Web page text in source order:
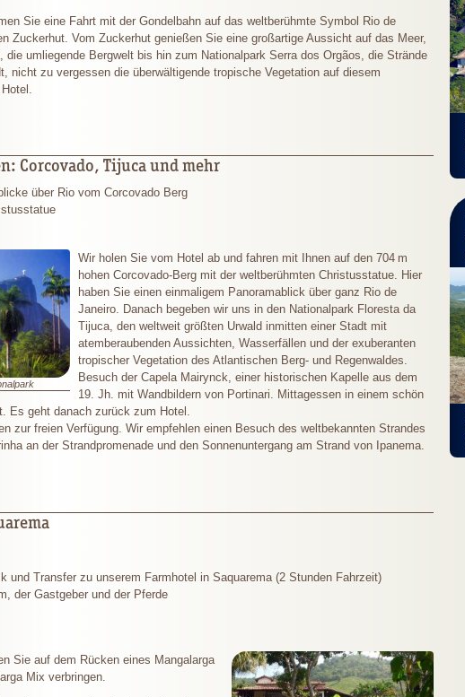
Sie eine Fahrt mit der Gondelbahn auf das weltberühmte Symbol Rio de
Zuckerhut. Vom Zuckerhut genießen Sie eine großartige Aussicht auf das Meer,
die umliegende Bergwelt bis hin zum Nationalpark Serra dos Orgãos, die Strände
nicht zu vergessen die überwältigende tropische Vegetation auf diesem
Corcovado, Tijuca und mehr
über Rio vom Corcovado Berg
Wir holen Sie vom Hotel ab und fahren mit Ihnen auf den 704 m
hohen Corcovado-Berg mit der weltberühmten Christusstatue. Hier
haben Sie einen einmaligem Panoramablick über ganz Rio de
Janeiro. Danach begeben wir uns in den Nationalpark Floresta da
Tijuca, den weltweit größten Urwald inmitten einer Stadt mit
atemberaubenden Aussichten, Wasserfällen und der exuberanten
tropischer Vegetation des Atlantischen Berg- und Regenwaldes.
Besuch der Capela Mairynck, einer historischen Kapelle aus dem
19. Jh. mit Wandbildern von Portinari. Mittagessen in einem schön
Es geht danach zurück zum Hotel.
zur freien Verfügung. Wir empfehlen einen Besuch des weltbekannten Strandes
an der Strandpromenade und den Sonnenuntergang am Strand von Ipanema.
und Transfer zu unserem Farmhotel in Saquarema (2 Stunden Fahrzeit)
der Gastgeber und der Pferde
Sie auf dem Rücken eines Mangalarga
Mix verbringen.